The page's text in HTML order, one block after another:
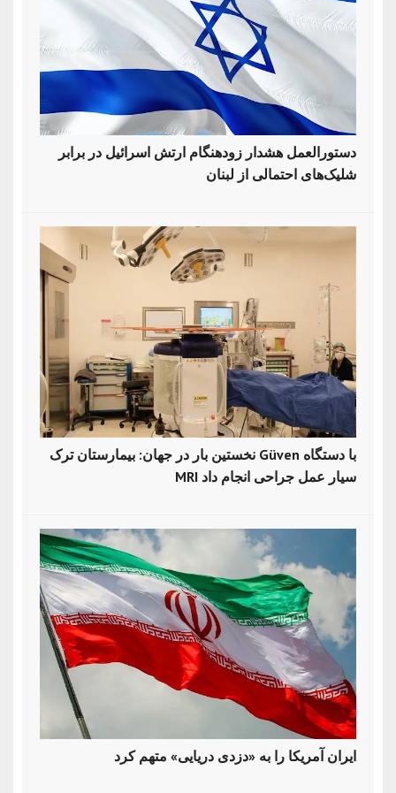
دستورالعمل هشدار زودهنگام ارتش اسرائیل در برابر
شلیک‌های احتمالی از لبنان
نخستین بار در جهان: بیمارستان ترک Güven با دستگاه
MRI سیار عمل جراحی انجام داد
ایران آمریکا را به «دزدی دریایی» متهم کرد